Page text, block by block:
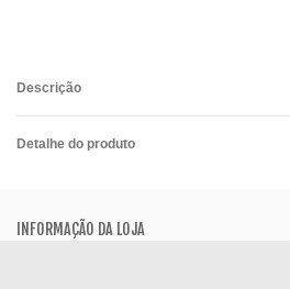
Descrição
Detalhe do produto
INFORMAÇÃO DA LOJA